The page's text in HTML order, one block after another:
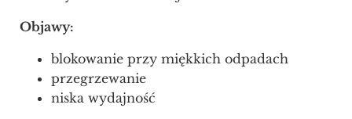
Objawy:
blokowanie przy miękkich odpadach
przegrzewanie
niska wydajność